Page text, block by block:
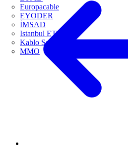
Europacable
EYODER
İMSAD
Istanbul ETO
Kablo Sanayicileri Derneği
MMO